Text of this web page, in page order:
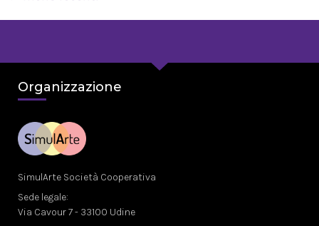
Organizzazione
SimulArte Società Cooperativa
Sede legale:
Via Cavour 7 - 33100 Udine